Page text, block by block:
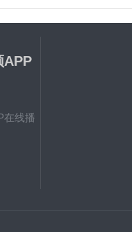
APP
在线播